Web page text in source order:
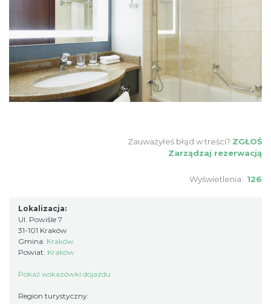
Zauważyłeś błąd w treści? ZGŁOŚ
Zarządzaj rezerwacją
Wyświetlenia: 126
Lokalizacja:
Ul. Powiśle 7
31-101 Kraków
Gmina: Kraków
Powiat: Kraków
Pokaż wskazówki dojazdu
Region turystyczny: